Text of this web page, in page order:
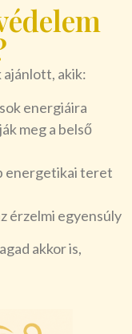
ajánlott, akik:
energiáira
meg a belső
energetikai teret
érzelmi egyensúly
akkor is,